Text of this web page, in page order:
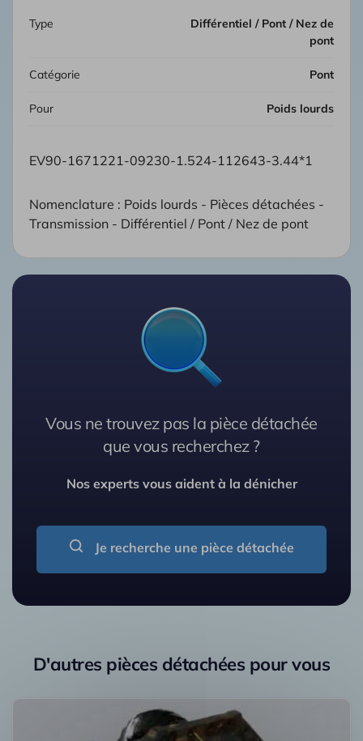
Type
Différentiel / Pont / Nez de
pont
Catégorie Pont
Pour Poids lourds
EV90-1671221-09230-1.524-112643-3.44*1
Nomenclature : Poids lourds - Pièces détachées -
Transmission - Différentiel / Pont / Nez de pont
Vous ne trouvez pas la pièce détachée
que vous recherchez ?
Nos experts vous aident à la dénicher
Je recherche une pièce détachée
D'autres pièces détachées pour vous